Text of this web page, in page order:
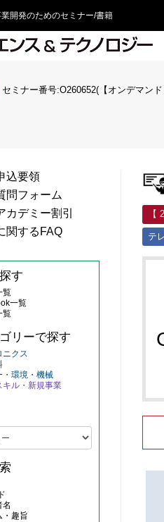
開発のためのセミナー/書籍
セミナー番号:O260652(【オンデマン
【
テ
込要領
問フォーム
カデミー割引
関するFAQ
す
覧
一覧
覧
リーで探す
ニクス
・環境・機械
キル・新規事業
名
・趣旨